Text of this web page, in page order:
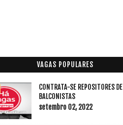
VAGAS POPULARES
CONTRATA-SE REPOSITORES DE
BALCONISTAS
setembro 02, 2022